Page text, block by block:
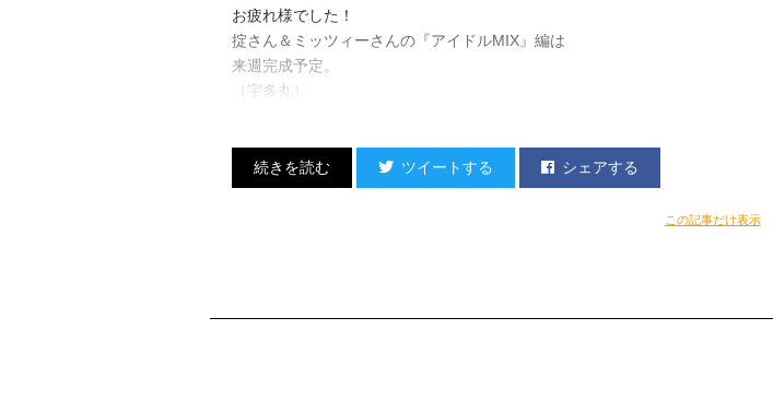
お疲れ様でした！
掟さん＆ミッツィーさんの『アイドルMIX』編は
来週完成予定。
（宇多丸）
ツイートする シェアする
この記事だけ表示